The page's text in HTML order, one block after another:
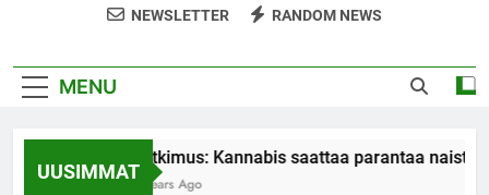
NEWSLETTER RANDOM NEWS
MENU
UUSIMMAT
Tutkimus: Kannabis saattaa parantaa naisten
7 Years Ago